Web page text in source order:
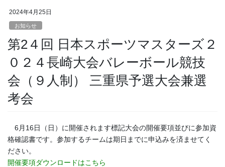
2024年4月25日
お知らせ
第2４回 日本スポーツマスターズ２
０２４長崎大会バレーボール競技
会（９人制） 三重県予選大会兼選
考会
6月16日（日）に開催されます標記大会の開催要項並びに参加資
格確認書です。参加するチームは期日までに申込みを済ませてく
ださい。
開催要項ダウンロードはこちら